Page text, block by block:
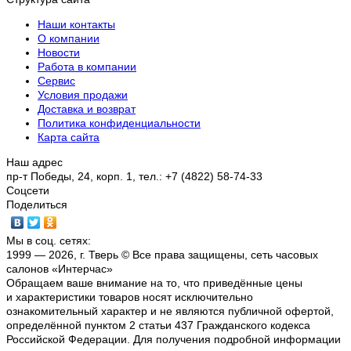
Наши контакты
О компании
Новости
Работа в компании
Сервис
Условия продажи
Доставка и возврат
Политика конфиденциальности
Карта сайта
Наш адрес
пр-т Победы, 24, корп. 1, тел.: +7 (4822) 58-74-33
Соцсети
Поделиться
Мы в соц. сетях:
1999 — 2026, г. Тверь © Все права защищены, сеть часовых
салонов «Интерчас»
Обращаем ваше внимание на то, что приведённые цены
и характеристики товаров носят исключительно
ознакомительный характер и не являются публичной офертой,
определённой пунктом 2 статьи 437 Гражданского кодекса
Российской Федерации. Для получения подробной информации